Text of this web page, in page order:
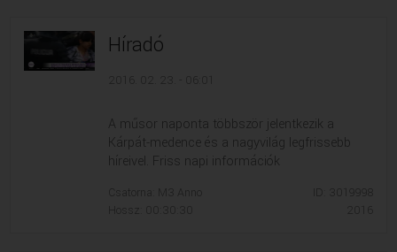
Híradó
A műsor naponta többször jelentkezik a
Kárpát-medence és a nagyvilág legfrissebb
híreivel. Friss napi információk
Csatorna: M3 Anno
Hossz: 00:30:30